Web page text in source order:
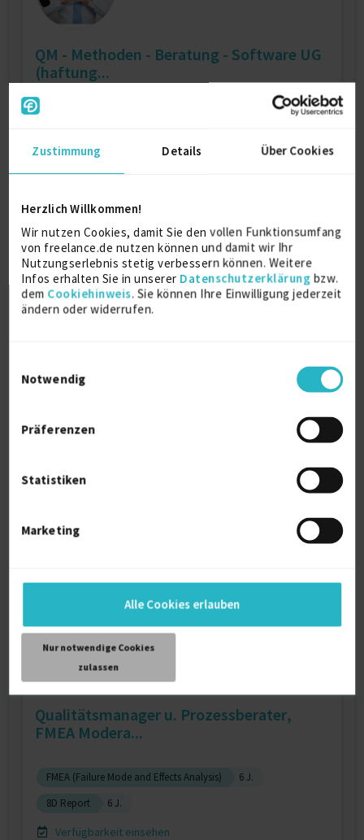
Zustimmung Details Über Cookies
Herzlich Willkommen!
Wir nutzen Cookies, damit Sie den vollen Funktionsumfang
von freelance.de nutzen können und damit wir Ihr
Nutzungserlebnis stetig verbessern können. Weitere
Infos erhalten Sie in unserer Datenschutzerklärung bzw.
dem Cookiehinweis. Sie können Ihre Einwilligung jederzeit
ändern oder widerrufen.
Notwendig
Präferenzen
Statistiken
Marketing
Alle Cookies erlauben
Nur notwendige Cookies
zulassen
QM - Methoden - Beratung - Software UG
(haftung...
Verfügbarkeit einsehen
€95 - €150/Stunde
D-71634 Ludwigsburg
Produktionstechnik, Fabrikplaner,
Qualitätsmanagement (allg.)
€90/Stunde
Qualitätsmanager u. Prozessberater,
FMEA Modera...
FMEA (Failure Mode and Effects Analysis)
6 J.
8D Report
6 J.
Verfügbarkeit einsehen